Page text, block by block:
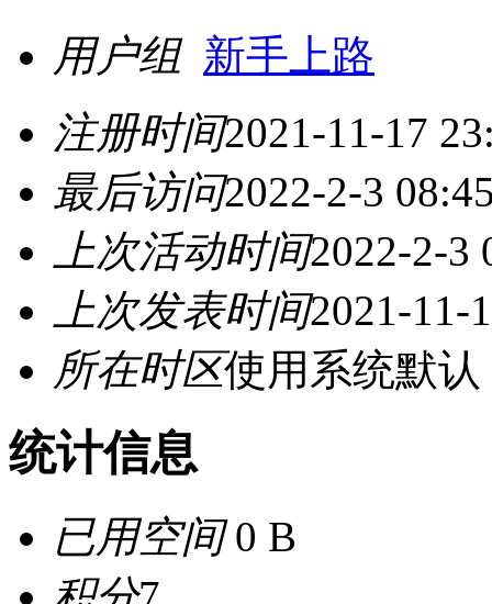
用户组 新手上路
注册时间2021-11-17
最后访问2022-2-3
上次活动时间2022-2-3
上次发表时间2021-11-
所在时区使用系统默认
统计信息
已用空间0 B